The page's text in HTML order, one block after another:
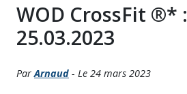
WOD CrossFit ®* :
25.03.2023
ParArnaud - Le 24 mars 2023